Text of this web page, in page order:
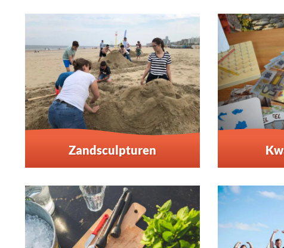
Zandsculpturen